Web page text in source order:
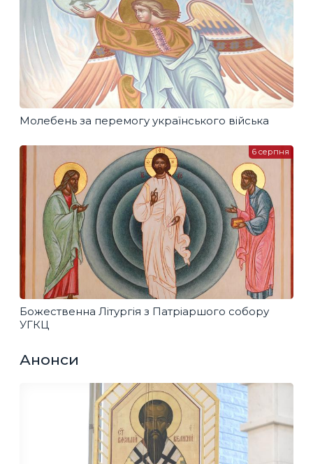
Молебень за перемогу українського війська
Божественна Літургія з Патріаршого собору
УГКЦ
6 серпня
Анонси